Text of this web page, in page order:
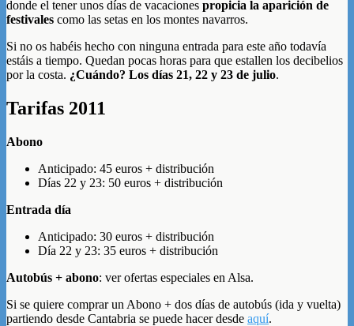
donde el tener unos días de vacaciones propicia la aparición de
festivales como las setas en los montes navarros.
Si no os habéis hecho con ninguna entrada para este año todavía
estáis a tiempo. Quedan pocas horas para que estallen los decibelios
por la costa. ¿Cuándo? Los días 21, 22 y 23 de julio.
Tarifas 2011
Abono
Anticipado: 45 euros + distribución
Días 22 y 23: 50 euros + distribución
Entrada día
Anticipado: 30 euros + distribución
Día 22 y 23: 35 euros + distribución
Autobús + abono: ver ofertas especiales en Alsa.
Si se quiere comprar un Abono + dos días de autobús (ida y vuelta)
partiendo desde Cantabria se puede hacer desde aquí.